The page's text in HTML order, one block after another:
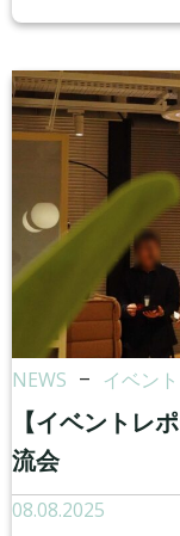
NEWS – イベン
【イベントレ
流会
08.08.2025